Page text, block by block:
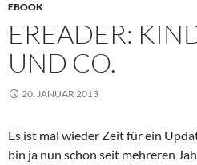
EBOOK
EREADER:
UND CO.
20. JANUAR 2013
Es ist mal wieder Zeit für ein
bin ja nun schon seit mehreren